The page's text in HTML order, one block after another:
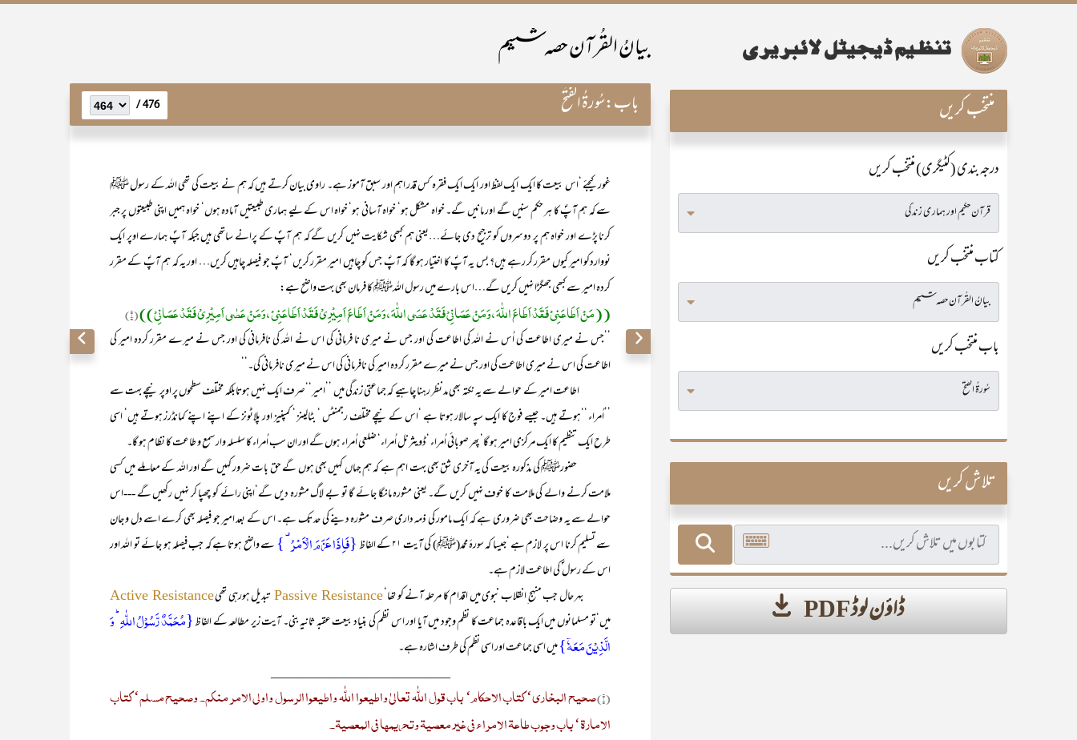
بیانُ القُرآن حصہ ششم
باب:سُورۃُ الْفَتْح 476 /
غور کیجئے ‘اس بیعت کا ایک ایک لفظ اور ایک ایک فقرہ کس قدر اہم اور سبق آموز ہے۔ راوی بیان کرتے ہیں کہ ہم نے بیعت کی تھی اللہ کے رسول ﷺ
سے کہ ہم آپؐ کا ہر حکم سنیں گے اور مانیں گے۔ خواہ مشکل ہو‘ خواہ آسانی ہو‘ خواہ اس کے لیے ہماری طبیعتیں آمادہ ہوں‘ خواہ ہمیں اپنی طبیعتوں پر جبر
کرنا پڑے اور خواہ ہم پر دوسروں کو ترجیح دی جائے…یعنی ہم کبھی شکایت نہیں کریں گے کہ ہم آپؐ کے پرانے ساتھی ہیں جبکہ آپؐ ہمارے اوپر ایک
نوواردکو امیر کیوں مقرر کر رہے ہیں؟ بس یہ آپؐ کا اختیار ہو گا کہ آپؐ جس کو چاہیں امیر مقرر کریں‘ آپؐ جو فیصلہ چاہیں کریں… اور یہ کہ ہم آپؐ کے مقرر
کردہ امیر سے کبھی جھگڑا نہیں کریں گے…اس بارے میں رسول اللہﷺ کا فرمان بھی بہت واضح ہے:
((مَنْ اَطَاعَنِیْ فَقَدْ اَطَاعَ اللّٰہَ ، وَمَنْ عَصَانِیْ فَقَدْ عَصَی اللّٰہَ ، وَمَنْ اَطَاعَ اَمِیْرِیْ فَقَدْ اَطَاعَنِیْ ، وَمَنْ عَصٰی اَمِیْرِیْ فَقَدْ عَصَانِیْ))(۱)
’’جس نے میری اطاعت کی اُس نے اللہ کی اطاعت کی اور جس نے میری نا فرمانی کی اس نے اللہ کی نافرمانی کی اور جس نے میرے مقرر کردہ امیر کی
اطاعت کی اس نے میری اطاعت کی اور جس نے میرے مقرر کردہ امیر کی نافرمانی کی اس نے میری نافرمانی کی۔‘‘
اطاعت امیر کے حوالے سے یہ نکتہ بھی مد نظر رہنا چاہیے کہ جماعتی زندگی میں ’’امیر‘‘صرف ایک نہیں ہوتابلکہ مختلف سطحوں پر اوپر نیچے بہت سے
’’اُمراء ‘‘ہوتے ہیں۔ جیسے فوج کا ایک سپہ سالار ہوتا ہے ‘اس کے نیچے مختلف رجمنٹس ‘ بٹالینز ‘ کمپنیز اور پلاٹونز کے اپنے اپنے کمانڈرز ہوتے ہیں‘ اسی
طرح ایک تنظیم کا ایک مرکزی امیر ہو گا‘ پھر صوبائی اُمراء ‘ڈویثرنل اُمراء‘ ضلعی اُمراء ہوں گے اور ان سب اُمراء کا سلسلہ وار سمع و طاعت کا نظام ہو گا۔
حضورﷺ کی مذکورہ بیعت کی یہ آخری شق بھی بہت اہم ہے کہ ہم جہاں کہیں بھی ہوں گے حق بات ضرور کہیں گے اور اللہ کے معاملے میں کسی
ملامت کرنے والے کی ملامت کا خوف نہیں کریں گے۔ یعنی مشورہ مانگا جائے گا تو بے لاگ مشورہ دیں گے‘اپنی رائے کو چھپا کر نہیں رکھیں گے ---اس
حوالے سے یہ وضاحت بھی ضروری ہے کہ ایک مامور کی ذمہ داری صرف مشورہ دینے کی حد تک ہے۔ اس کے بعد امیر جو فیصلہ بھی کرے اسے دل و جان
سے تسلیم کرنا اس پر لازم ہے ‘جیسا کہ سورۂ محمد(ﷺ) کی آیت ۲۱ کے الفاظ
{فَاِذَا عَزَمَ الۡاَمۡرُ ۟ }سے واضح ہوتا ہے کہ جب فیصلہ ہو جائے تو اللہ اور
اس کے رسول ؐ کی اطاعت لازم ہے۔
بہر حال جب منہج ِانقلاب نبوی میں اقدام کا مرحلہ آنے کو تھا‘Passive Resistance تبدیل ہورہی تھیActive Resistance
میں‘تو مسلمانوں میں ایک باقاعدہ جماعت کا نظم وجود میں آیا اور اس نظم کی بنیاد بیعت عقبہ ثانیہ بنی۔ آیت زیر مطالعہ کے الفاظ{مُحَمَّدٌ رَّسُوۡلُ اللّٰہِ ؕ وَ
الَّذِیۡنَ مَعَہٗۤ}میں اسی جماعت اور اسی نظم کی طرف اشارہ ہے۔
____________________________
(۱) صحیح البخاری‘ کتاب الاحکام‘ باب قول اللّٰہ تعالیٰ واطیعوا اللّٰہ واطیعوا الرسول واولی الامر منکم۔ وصحیح مسلم‘ کتاب
الامارۃ‘ باب وجوب طاعۃ الامراء فی غیر معصیۃ وتحریمھا فی المعصیۃ۔
منتخب کریں
درجہ بندی (کٹیگری) منتخب کریں
کتاب منتخب کریں
باب منتخب کریں
تلاش کریں
ڈاؤن لوڈ PDF